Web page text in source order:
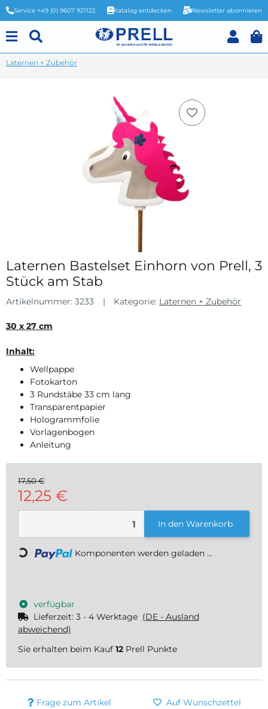
Service +49 (0) 9607 921122 Katalog entdecken Newsletter abonnieren
Laternen + Zubehör
Laternen Bastelset Einhorn von Prell, 3
Stück am Stab
Artikelnummer: 3233 Kategorie: Laternen + Zubehör
30 x 27 cm
Inhalt:
Wellpappe
Fotokarton
3 Rundstäbe 33 cm lang
Transparentpapier
Hologrammfolie
Vorlagenbogen
Anleitung
17,50 €
12,25 €
inkl. 19% USt. , zzgl.Versand
In den Warenkorb
Loading... Komponenten werden geladen ...
verfügbar
Lieferzeit: 3 - 4 Werktage (DE - Ausland
abweichend)
Sie erhalten beim Kauf 12 Prell Punkte
Frage zum Artikel Auf Wunschzettel